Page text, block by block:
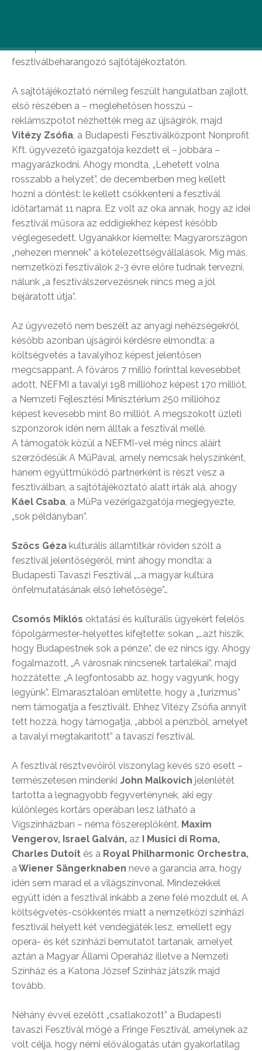
Budapesti Tavaszi Fesztivál 2012-ben – derült ki a
fesztiválbeharangozó sajtótájékoztatón.
A sajtótájékoztató némileg feszült hangulatban zajlott,
első részében a – meglehetősen hosszú –
reklámszpotot nézhették meg az újságírók, majd
Vitézy Zsófia, a Budapesti Fesztiválközpont Nonprofit
Kft. ügyvezető igazgatója kezdett el – jobbára –
magyarázkodni. Ahogy mondta, „Lehetett volna
rosszabb a helyzet”, de decemberben meg kellett
hozni a döntést: le kellett csökkenteni a fesztivál
időtartamát 11 napra. Ez volt az oka annak, hogy az idei
fesztivál műsora az eddigiekhez képest később
véglegesedett. Ugyanakkor kiemelte: Magyarországon
„nehezen mennek” a kötelezettségvállalások. Míg más,
nemzetközi fesztiválok 2-3 évre előre tudnak tervezni,
nálunk „a fesztiválszervezésnek nincs meg a jól
bejáratott útja”.
Az ügyvezető nem beszélt az anyagi nehézségekről,
később azonban újságírói kérdésre elmondta: a
költségvetés a tavalyihoz képest jelentősen
megcsappant. A főváros 7 millió forinttal kevesebbet
adott, NEFMI a tavalyi 198 millióhoz képest 170 milliót,
a Nemzeti Fejlesztési Minisztérium 250 millióhoz
képest kevesebb mint 80 milliót. A megszokott üzleti
szponzorok idén nem álltak a fesztivál mellé.
A támogatók közül a NEFMI-vel még nincs aláírt
szerződésük A MüPával, amely nemcsak helyszínként,
hanem együttműködő partnerként is részt vesz a
fesztiválban, a sajtótájékoztató alatt írták alá, ahogy
Káel Csaba, a MüPa vezérigazgatója megjegyezte,
„sok példányban”.
Szőcs Géza kulturális államtitkár röviden szólt a
fesztivál jelentőségéről, mint ahogy mondta: a
Budapesti Tavaszi Fesztivál „…a magyar kultúra
önfelmutatásának első lehetősége”…
Csomós Miklós oktatási és kulturális ügyekért felelős
főpolgármester-helyettes kifejtette: sokan „…azt hiszik,
hogy Budapestnek sok a pénze.”, de ez nincs így. Ahogy
fogalmazott, „A városnak nincsenek tartalékai”, majd
hozzátette: „A legfontosabb az, hogy vagyunk, hogy
legyünk”. Elmarasztalóan említette, hogy a „turizmus”
nem támogatja a fesztivált. Ehhez Vitézy Zsófia annyit
tett hozzá, hogy támogatja, „abból a pénzből, amelyet
a tavalyi megtakarított” a tavaszi fesztivál.
A fesztivál résztvevőiről viszonylag kevés szó esett –
természetesen mindenki John Malkovich jelenlétét
tartotta a legnagyobb fegyverténynek, aki egy
különleges kortárs operában lesz látható a
Vígszínházban – néma főszereplőként. Maxim
Vengerov, Israel Galván, az I Musici di Roma,
Charles Dutoit és a Royal Philharmonic Orchestra,
aWiener Sängerknaben neve a garancia arra, hogy
idén sem marad el a világszínvonal. Mindezekkel
együtt idén a fesztivál inkább a zene felé mozdult el. A
költségvetés-csökkentés miatt a nemzetközi színházi
fesztivál helyett két vendégjáték lesz, emellett egy
opera- és két színházi bemutatót tartanak, amelyet
aztán a Magyar Állami Operaház illetve a Nemzeti
Színház és a Katona József Színház játszik majd
tovább.
Néhány évvel ezelőtt „csatlakozott” a Budapesti
tavaszi Fesztivál mögé a Fringe Fesztivál, amelynek az
volt célja, hogy némi előválogatás után gyakorlatilag